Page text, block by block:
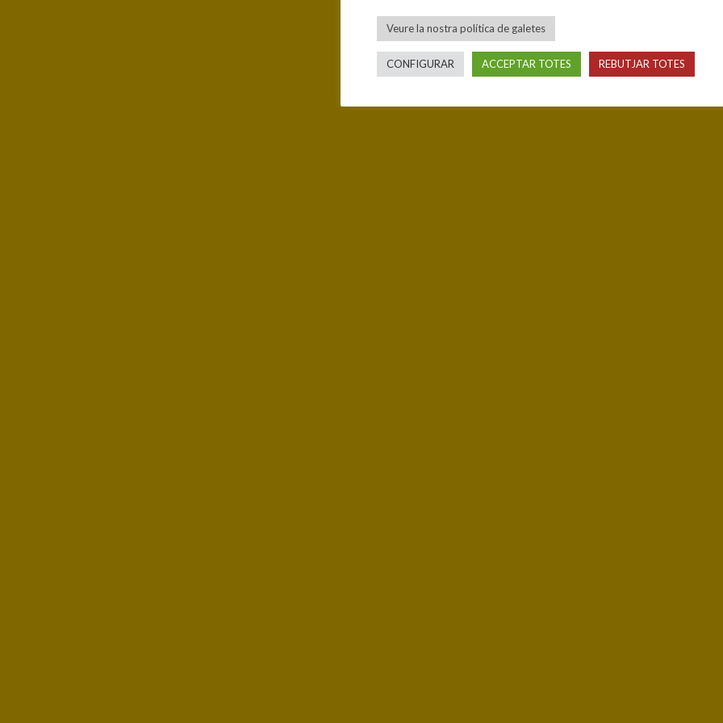
Veure la nostra política de galetes
CONFIGURAR ACCEPTAR TOTES REBUTJAR TOTES